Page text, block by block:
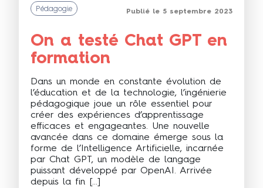
Pédagogie Publié le 5 septembre 2023
On a testé Chat GPT en
formation
Dans un monde en constante évolution de
l’éducation et de la technologie, l’ingénierie
pédagogique joue un rôle essentiel pour
créer des expériences d’apprentissage
efficaces et engageantes. Une nouvelle
avancée dans ce domaine émerge sous la
forme de l’Intelligence Artificielle, incarnée
par Chat GPT, un modèle de langage
puissant développé par OpenAI. Arrivée
depuis la fin […]